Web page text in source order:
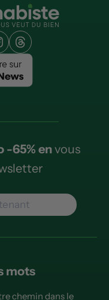
-65% envous
mots
chemin dans le